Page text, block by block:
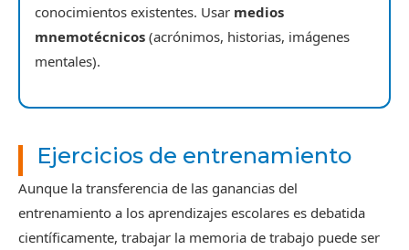
conocimientos existentes. Usar medios
mnemotécnicos (acrónimos, historias, imágenes
mentales).
Ejercicios de entrenamiento
Aunque la transferencia de las ganancias del
entrenamiento a los aprendizajes escolares es debatida
científicamente, trabajar la memoria de trabajo puede ser